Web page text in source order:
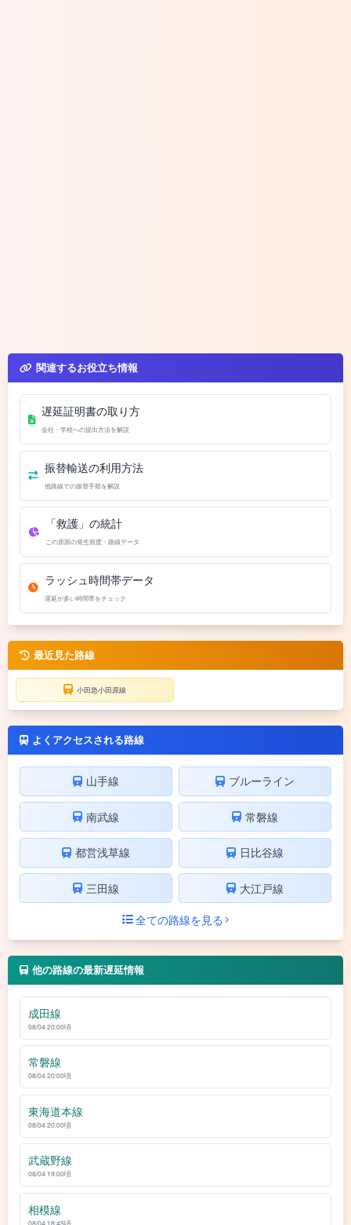
関連するお役立ち情報
遅延証明書の取り方
会社・学校への提出方法を解説
振替輸送の利用方法
他路線での振替手順を解説
「救護」の統計
この原因の発生頻度・路線データ
ラッシュ時間帯データ
遅延が多い時間帯をチェック
最近見た路線
小田急小田原線
よくアクセスされる路線
山手線 ブルーライン
南武線 常磐線
都営浅草線 日比谷線
三田線
大江戸線
全ての路線を見る
他の路線の最新遅延情報
成田線
08/04 20:00頃
常磐線
08/04 20:00頃
東海道本線
08/04 20:00頃
武蔵野線
08/04 19:00頃
相模線
08/04 18:45頃